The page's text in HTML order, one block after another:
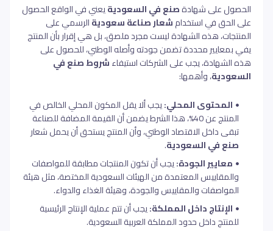
الحصول على شهادةصنع في السعوديةيعني في الواقع الحصول
على الحق في استخدامشعار صناعة سعوديةالرسمي على
المنتجات، هذه الشهادة ليست مجرد ملصق، بل هي إقرار بأن المنتج
يفي بمعايير محددة تضمن جودته وأصله الوطني، للحصول على
هذه الشهادة، يجب على الشركات استيفاءشروط صنع في
السعودية، وأهمها:
المحتوى المحلي:يجب ألا يقل المكون المحلي الخالص في
المنتج عن 40%، هذا الشرط يضمن أن القيمة المضافة للصناعة
تبقى داخل الاقتصاد الوطني، وأن المنتج يستحق أن يحمل شعار
صنع في السعودية.
معايير الجودة:يجب أن تكون المنتجات مطابقة للمواصفات
والمقاييس المعتمدة من الهيئات السعودية المختصة، مثل هيئة
المواصفات والمقاييس والجودة، وهيئة الغذاء والدواء.
الإنتاج داخل المملكة:يجب أن تتم عملية الإنتاج الرئيسية
للمنتج داخل حدود المملكة العربية السعودية.